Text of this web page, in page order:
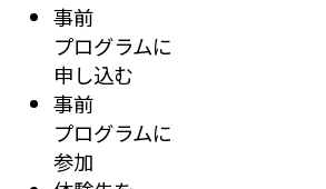
事前
プログラムに
申し込む
事前
プログラムに
参加